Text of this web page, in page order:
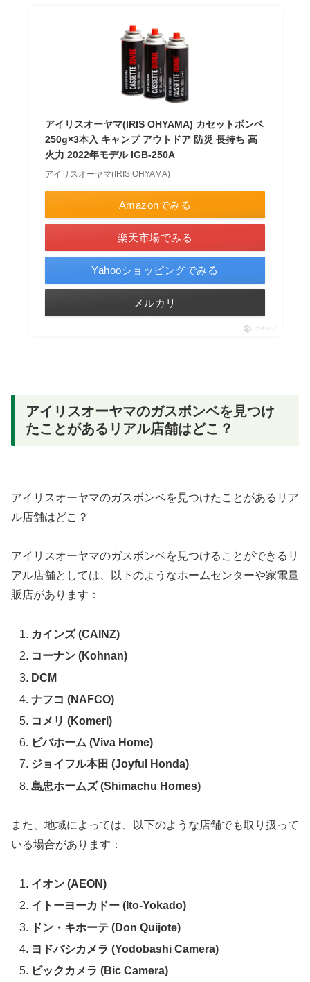
アイリスオーヤマ(IRIS OHYAMA) カセットボンベ
250g×3本入 キャンプ アウトドア 防災 長持ち 高
火力 2022年モデル IGB-250A
アイリスオーヤマ(IRIS OHYAMA)
Amazonでみる
楽天市場でみる
Yahooショッピングでみる
メルカリ
ポチップ
アイリスオーヤマのガスボンベを見つけ
たことがあるリアル店舗はどこ？
アイリスオーヤマのガスボンベを見つけたことがあるリア
ル店舗はどこ？
アイリスオーヤマのガスボンベを見つけることができるリ
アル店舗としては、以下のようなホームセンターや家電量
販店があります：
カインズ (CAINZ)
コーナン (Kohnan)
DCM
ナフコ (NAFCO)
コメリ (Komeri)
ビバホーム (Viva Home)
ジョイフル本田 (Joyful Honda)
島忠ホームズ (Shimachu Homes)
また、地域によっては、以下のような店舗でも取り扱って
いる場合があります：
イオン (AEON)
イトーヨーカドー (Ito-Yokado)
ドン・キホーテ (Don Quijote)
ヨドバシカメラ (Yodobashi Camera)
ビックカメラ (Bic Camera)